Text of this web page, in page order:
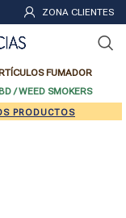
ZONA CLIENTES
FUMADOR
/ WEED SMOKERS
PRODUCTOS